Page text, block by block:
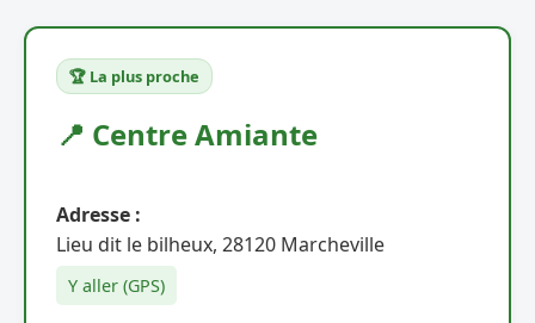
🏆 La plus proche
📍 Centre Amiante
Adresse :
Lieu dit le bilheux, 28120 Marcheville
Y aller (GPS)